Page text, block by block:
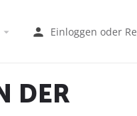
Einloggen oder
DER